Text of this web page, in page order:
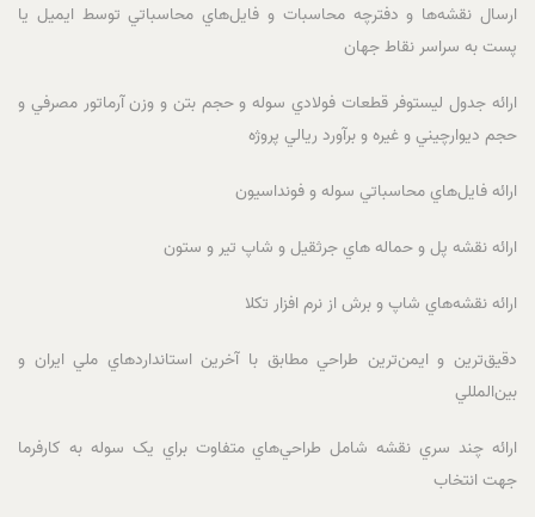
ارسال نقشه‌ها و دفترچه محاسبات و فايل‌هاي محاسباتي توسط ايميل يا
پست به سراسر نقاط جهان
ارائه جدول ليستوفر قطعات فولادي سوله و حجم بتن و وزن آرماتور مصرفي و
حجم ديوارچيني و غيره و برآورد ريالي پروژه
ارائه فايل‌هاي محاسباتي سوله و فونداسيون
ارائه نقشه پل و حماله هاي جرثقيل و شاپ تير و ستون
ارائه نقشه‌هاي شاپ و برش از نرم افزار تکلا
دقيق‌ترين و ايمن‌ترين طراحي مطابق با آخرين استانداردهاي ملي ايران و
بين‌المللي
ارائه چند سري نقشه شامل طراحي‌هاي متفاوت براي يک سوله به کارفرما
جهت انتخاب